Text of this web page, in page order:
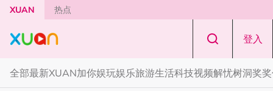
Skip to main content
XUAN 热点
登入
全部最新XUAN加你娱玩娱乐旅游生活科技视频解忧树洞奖